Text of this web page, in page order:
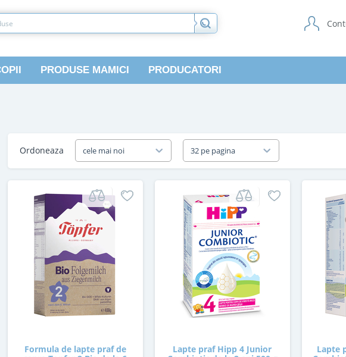
PRODUSE MAMICI PRODUCATORI
Ordoneaza cele mai noi 32 pe pagina
Formula de lapte praf de
Lapte praf Hipp 4 Junior
Lapte